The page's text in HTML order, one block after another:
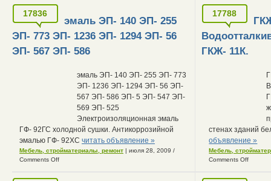
17836
эмаль ЭП- 140 ЭП- 255
ЭП- 773 ЭП- 1236 ЭП- 1294 ЭП- 56
ЭП- 567 ЭП- 586
эмаль ЭП- 140 ЭП- 255 ЭП- 773
ЭП- 1236 ЭП- 1294 ЭП- 56 ЭП-
567 ЭП- 586 ЭП- 5 ЭП- 547 ЭП-
569 ЭП- 525
Электроизоляционная эмаль
ГФ- 92ГС холодной сушки. Антикоррозийной
эмалью ГФ- 92ХС читать объявление »
Мебель, стройматериалы, ремонт | июля 28, 2009 /
Comments Off
17788
ГКЖ- 11К.
стенах зданий
объявление »
Мебель,
Comments Off